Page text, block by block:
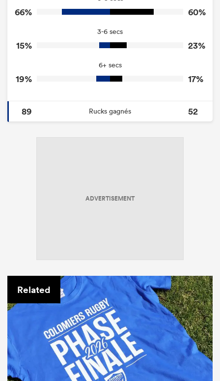
66% 60%
3-6 secs
15% 23%
6+ secs
19% 17%
89 Rucks gagnés 52
ADVERTISEMENT
Related